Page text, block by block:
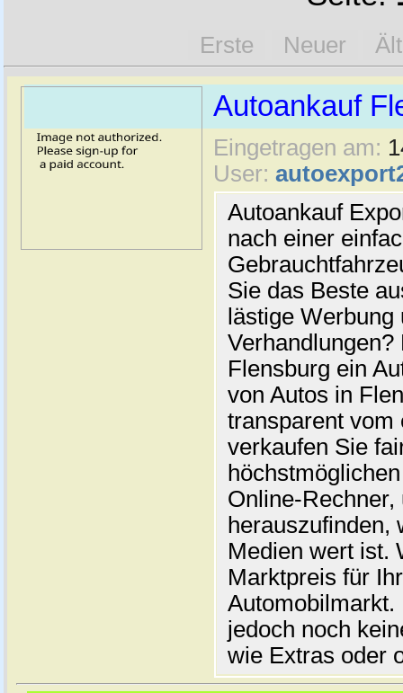
Erste Neuer
Autoankauf
Eingetragen am:
User:
Autoankauf
nach einer
Sie das Beste
lästige
Flensburg ein
von Autos in
transparent vom
verkaufen Sie
Online-
herauszufinden,
Medien wert ist.
Marktpreis für
jedoch noch
wie Extras oder